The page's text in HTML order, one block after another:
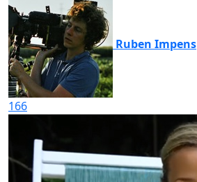
Ruben Impens
166